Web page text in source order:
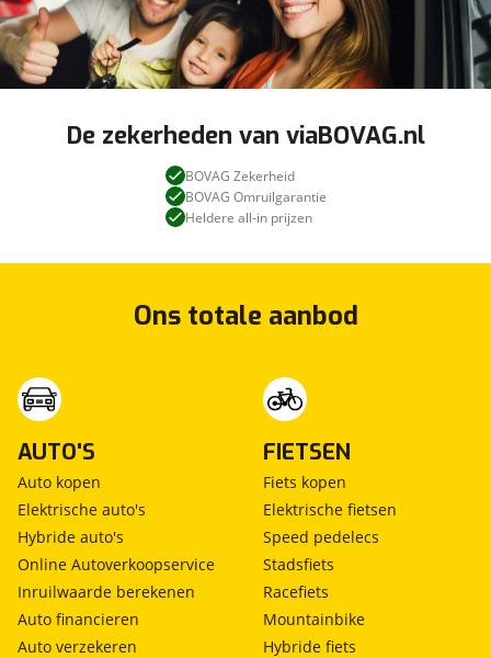
De zekerheden van viaBOVAG.nl
BOVAG Zekerheid
BOVAG Omruilgarantie
Heldere all-in prijzen
Ons totale aanbod
AUTO'S
Auto kopen
Elektrische auto's
Hybride auto's
Online Autoverkoopservice
Inruilwaarde berekenen
Auto financieren
Auto verzekeren
FIETSEN
Fiets kopen
Elektrische fietsen
Speed pedelecs
Stadsfiets
Racefiets
Mountainbike
Hybride fiets